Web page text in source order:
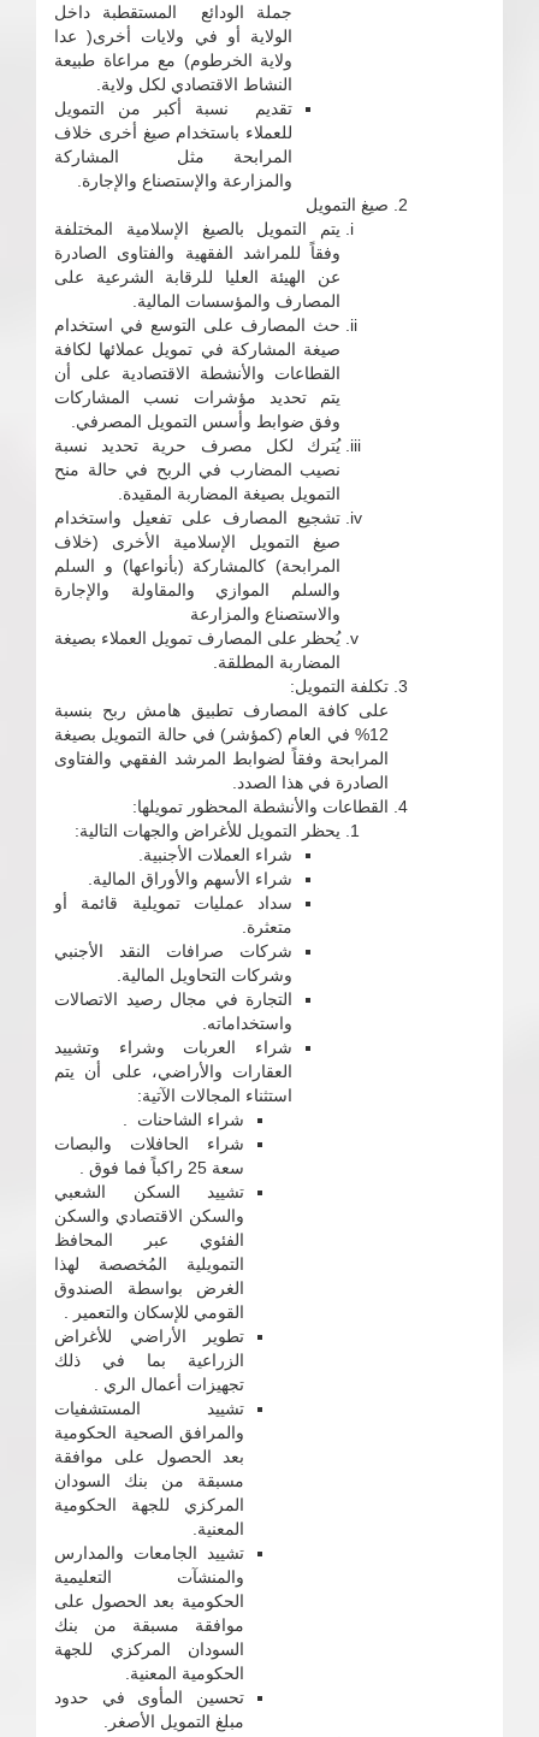
جملة الودائع المستقطبة داخل
الولاية أو في ولايات أخرى( عدا
ولاية الخرطوم) مع مراعاة طبيعة
النشاط الاقتصادي لكل ولاية.
تقديم نسبة أكبر من التمويل
للعملاء باستخدام صيغ أخرى خلاف
المرابحة مثل المشاركة
والمزارعة والإستصناع والإجارة.
صيغ التمويل
يتم التمويل بالصيغ الإسلامية المختلفة
وفقاً للمراشد الفقهية والفتاوى الصادرة
عن الهيئة العليا للرقابة الشرعية على
المصارف والمؤسسات المالية.
حث المصارف على التوسع في استخدام
صيغة المشاركة في تمويل عملائها لكافة
القطاعات والأنشطة الاقتصادية على أن
يتم تحديد مؤشرات نسب المشاركات
وفق ضوابط وأسس التمويل المصرفي.
يُترك لكل مصرف حرية تحديد نسبة
نصيب المضارب في الربح في حالة منح
التمويل بصيغة المضاربة المقيدة.
تشجيع المصارف على تفعيل واستخدام
صيغ التمويل الإسلامية الأخرى (خلاف
المرابحة) كالمشاركة (بأنواعها) و السلم
والسلم الموازي والمقاولة والإجارة
والاستصناع والمزارعة
يُحظر على المصارف تمويل العملاء بصيغة
المضاربة المطلقة.
تكلفة التمويل:
على كافة المصارف تطبيق هامش ربح بنسبة
12% في العام (كمؤشر) في حالة التمويل بصيغة
المرابحة وفقاً لضوابط المرشد الفقهي والفتاوى
الصادرة في هذا الصدد.
القطاعات والأنشطة المحظور تمويلها:
يحظر التمويل للأغراض والجهات التالية:
شراء العملات الأجنبية.
شراء الأسهم والأوراق المالية.
سداد عمليات تمويلية قائمة أو
متعثرة.
شركات صرافات النقد الأجنبي
وشركات التحاويل المالية.
التجارة في مجال رصيد الاتصالات
واستخداماته.
شراء العربات وشراء وتشييد
العقارات والأراضي، على أن يتم
استثناء المجالات الآتية:
شراء الشاحنات .
‌شراء الحافلات والبصات
سعة 25 راكباً فما فوق .
تشييد السكن الشعبي
والسكن الاقتصادي والسكن
الفئوي عبر المحافظ
التمويلية المُخصصة لهذا
الغرض بواسطة الصندوق
القومي للإسكان والتعمير .
تطوير الأراضي للأغراض
الزراعية بما في ذلك
تجهيزات أعمال الري .
تشييد المستشفيات
والمرافق الصحية الحكومية
بعد الحصول على موافقة
مسبقة من بنك السودان
المركزي للجهة الحكومية
المعنية.
تشييد الجامعات والمدارس
والمنشآت التعليمية
الحكومية بعد الحصول على
موافقة مسبقة من بنك
السودان المركزي للجهة
الحكومية المعنية.
تحسين المأوى في حدود
مبلغ التمويل الأصغر.